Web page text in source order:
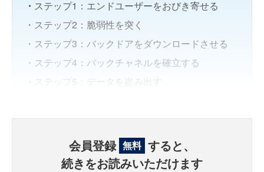
・ ステップ1：エンドユーザーをおびき寄せる
・ステップ2：脆弱性を突く
・ステップ3：バックドアをダウンロードさせる
・ステップ4：バックチャネルを確立する
・ステップ5：データを盗み出す
会員登録 無料 すると、
続きをお読みいただけます